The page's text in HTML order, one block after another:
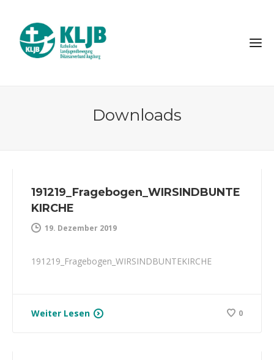
Downloads
191219_Fragebogen_WIRSINDBUNTE
KIRCHE
19. Dezember 2019
191219_Fragebogen_WIRSINDBUNTEKIRCHE
Weiter Lesen 0